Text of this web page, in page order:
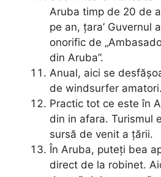
Aruba timp de 20 de
pe an, țara’ Guvernul
onorific de
din Aruba”.
Anual, aici se
de windsurfer amatori.
Practic tot ce este în
din in afara. Turismul
sursă de venit a țării.
În Aruba, puteți bea
direct de la robinet.